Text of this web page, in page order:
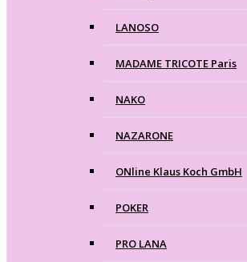
LANOSO
MADAME TRICOTE Paris
NAKO
NAZARONE
ONline Klaus Koch GmbH
POKER
PRO LANA